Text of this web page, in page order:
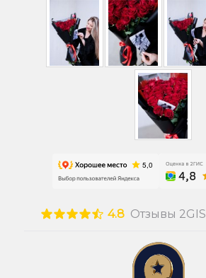
4.8 Отзывы 2GIS